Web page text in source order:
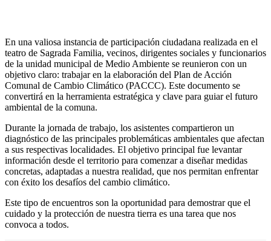
En una valiosa instancia de participación ciudadana realizada en el
teatro de Sagrada Familia, vecinos, dirigentes sociales y funcionarios
de la unidad municipal de Medio Ambiente se reunieron con un
objetivo claro: trabajar en la elaboración del Plan de Acción
Comunal de Cambio Climático (PACCC). Este documento se
convertirá en la herramienta estratégica y clave para guiar el futuro
ambiental de la comuna.
Durante la jornada de trabajo, los asistentes compartieron un
diagnóstico de las principales problemáticas ambientales que afectan
a sus respectivas localidades. El objetivo principal fue levantar
información desde el territorio para comenzar a diseñar medidas
concretas, adaptadas a nuestra realidad, que nos permitan enfrentar
con éxito los desafíos del cambio climático.
Este tipo de encuentros son la oportunidad para demostrar que el
cuidado y la protección de nuestra tierra es una tarea que nos
convoca a todos.